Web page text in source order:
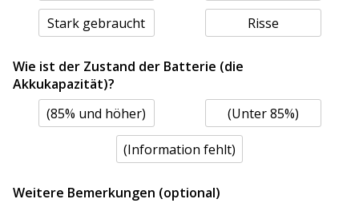
Stark gebraucht Risse
Wie ist der Zustand der Batterie (die
Akkukapazität)?
(85% und höher)
(Unter 85%)
(Information fehlt)
Weitere Bemerkungen (optional)